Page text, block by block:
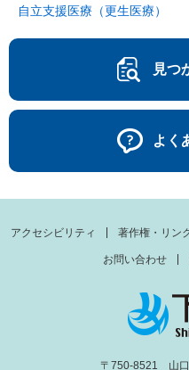
自立支援医療（更生医療）
見つ
よく
アクセシビリティ 著作権・リン
お問い合わせ
〒750-8521 山口